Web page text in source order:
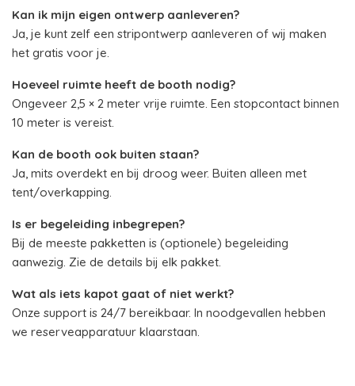
Kan ik mijn eigen ontwerp aanleveren?
Ja, je kunt zelf een stripontwerp aanleveren of wij maken
het gratis voor je.
Hoeveel ruimte heeft de booth nodig?
Ongeveer 2,5 × 2 meter vrije ruimte. Een stopcontact binnen
10 meter is vereist.
Kan de booth ook buiten staan?
Ja, mits overdekt en bij droog weer. Buiten alleen met
tent/overkapping.
Is er begeleiding inbegrepen?
Bij de meeste pakketten is (optionele) begeleiding
aanwezig. Zie de details bij elk pakket.
Wat als iets kapot gaat of niet werkt?
Onze support is 24/7 bereikbaar. In noodgevallen hebben
we reserveapparatuur klaarstaan.